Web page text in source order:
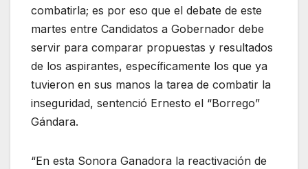
combatirla; es por eso que el debate de este
martes entre Candidatos a Gobernador debe
servir para comparar propuestas y resultados
de los aspirantes, específicamente los que ya
tuvieron en sus manos la tarea de combatir la
inseguridad, sentenció Ernesto el “Borrego”
Gándara.
“En esta Sonora Ganadora la reactivación de